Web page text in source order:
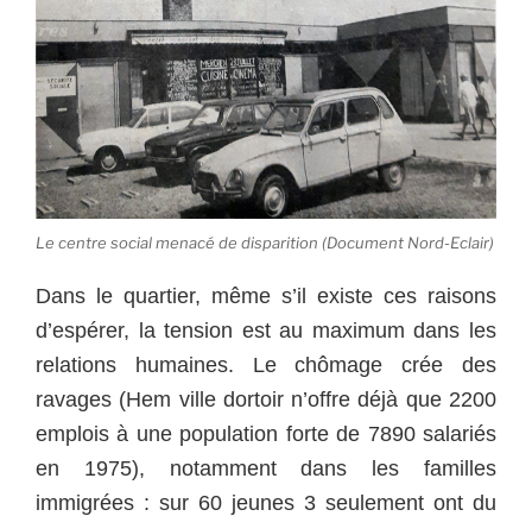
Le centre social menacé de disparition (Document Nord-Eclair)
Dans le quartier, même s’il existe ces raisons
d’espérer, la tension est au maximum dans les
relations humaines. Le chômage crée des
ravages (Hem ville dortoir n’offre déjà que 2200
emplois à une population forte de 7890 salariés
en 1975), notamment dans les familles
immigrées : sur 60 jeunes 3 seulement ont du